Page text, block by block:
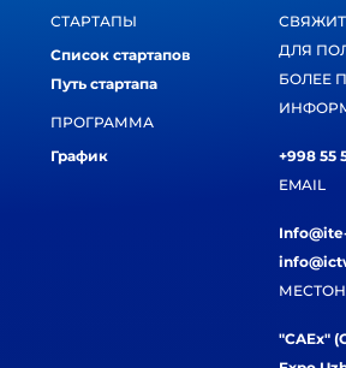
СТАРТАПЫ
Список стартапов
Путь стартапа
ПРОГРАММА
График
ДЛЯ
БОЛЕЕ
+998 55
EMAIL
"CAEx"